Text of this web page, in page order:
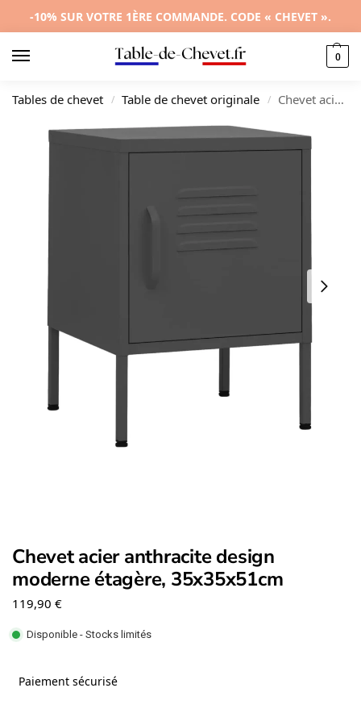
-10% SUR VOTRE 1ÈRE COMMANDE. CODE « CHEVET ».
0
Tables de chevet / Table de chevet originale / Chevet acier anthracite design moderne étagère, 35x35x51cm
Chevet acier anthracite design
moderne étagère, 35x35x51cm
119,90 €
Disponible - Stocks limités
Paiement sécurisé